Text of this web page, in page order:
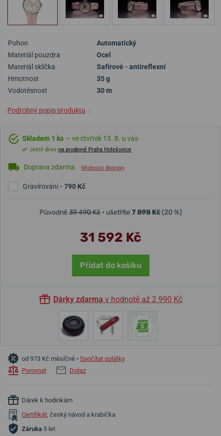
Pohon
Automatický
Materiál pouzdra
Ocel
Materiál sklíčka
Safírové - antireflexní
Hmotnost
35 g
Vodotěsnost
30 m
Podrobný popis produktu ↓
Skladem 1 ks — ve čtvrtek 13. 8. u vás
Ještě dnes na prodejně Praha Holešovice
Doprava zdarma Možnosti dopravy
Gravírování- 790 Kč
Původně39 490 Kč • ušetříte 7 898 Kč(20 %)
31 592 Kč
Přidat do košíku
Dárky zdarma v hodnotě až 2 990 Kč
od 973 Kč měsíčně • Spočítat splátky
Porovnat
Dotaz
Dárek k hodinkám
Certifikát, český návod a krabička
Záruka 5 let